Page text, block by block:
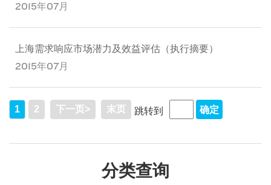
2015年07月
上海需求响应市场潜力及效益评估（执行摘要）
2015年07月
1 2 下一页> 末页 跳转到
分类查询